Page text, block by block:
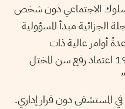
الاجتماعي دون شخص
الفصل 38 من المجلة الجزائية مبدأ المسؤولية
أوامر عالية ذات
الموضوع.حيث أقر الأمر العالي 1913 اعتماد رفع سن المختل
في المستشفى دون قرار إداري.